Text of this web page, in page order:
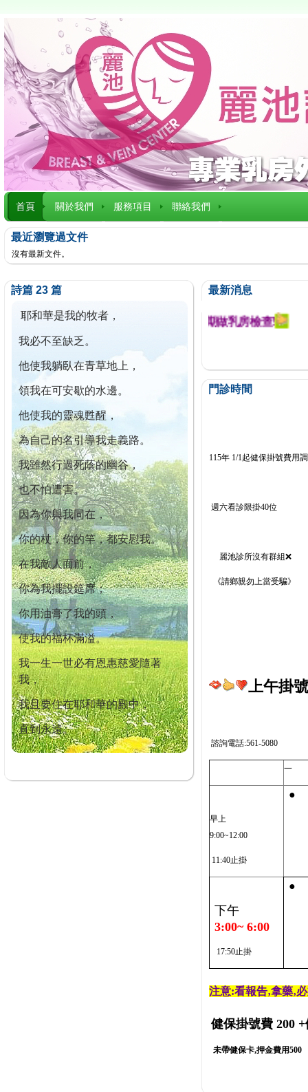
首頁 關於我們 服務項目 聯絡我們
最近瀏覽過文件
沒有最新文件。
詩篇 23 篇
耶和華是我的牧者，
我必不至缺乏。
他使我躺臥在青草地上，
領我在可安歇的水邊。
他使我的靈魂甦醒，
為自己的名引導我走義路。
我雖然行過死蔭的幽谷，
也不怕遭害。
因為你與我同在，
你的杖，你的竿，都安慰我。
在我敵人面前，
你為我擺設筵席；
你用油膏了我的頭，
使我的福杯滿溢。
我一生一世必有恩惠慈愛隨著
我，
我且要住在耶和華的殿中，
直到永遠。
最新消息
今已篩檢出1700位乳癌患者,提醒您定期做乳房檢查!
門診時間
115年 1/1起健保掛號費用
週六看診限掛40位
麗池診所沒有群組❌
《請鄉親勿上當受騙》
上午掛
諮詢電話:561-5080
一
早上
9:00~12:00
11:40止掛
●
下午
3:00~ 6:00
17:50止掛
●
注意:看報告‚拿藥‚
健保掛號費 200 +
未帶健保卡,押金費用500